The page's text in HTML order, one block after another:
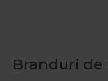
Branduri de